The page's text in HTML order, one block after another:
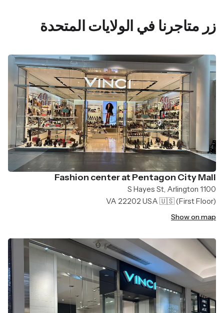
زر متاجرنا في الولايات المتحدة
Fashion center at Pentagon City Mall
1100 S Hayes St, Arlington
VA 22202 USA 🇺🇸(First Floor)
Show on map